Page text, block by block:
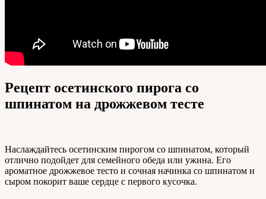
Рецепт осетинского пирога со
шпинатом на дрожжевом тесте
Наслаждайтесь осетинским пирогом со шпинатом, который
отлично подойдет для семейного обеда или ужина. Его
ароматное дрожжевое тесто и сочная начинка со шпинатом и
сыром покорит ваше сердце с первого кусочка.